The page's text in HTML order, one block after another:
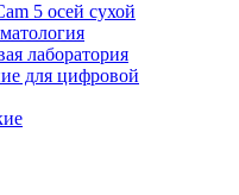
5 осей сухой
лаборатория
для цифровой